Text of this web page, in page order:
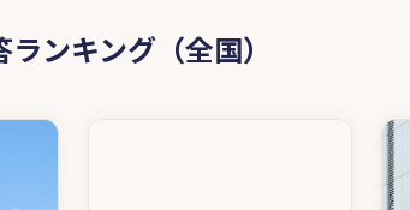
ンキング（全国）